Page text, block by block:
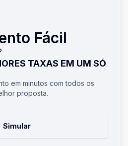
Fácil
TAXAS EM UM SÓ
em minutos com todos os
proposta.
Simular